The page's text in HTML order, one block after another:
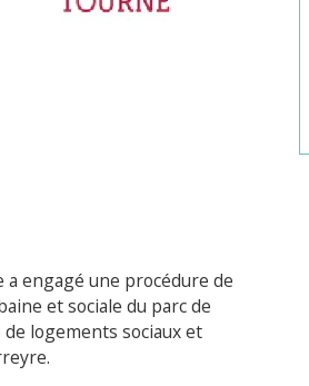
engagé une procédure de
et sociale du parc de
logements sociaux et